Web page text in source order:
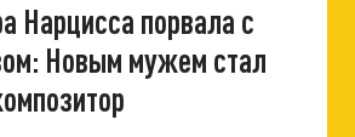
Нарцисса порвала с
Новым мужем стал